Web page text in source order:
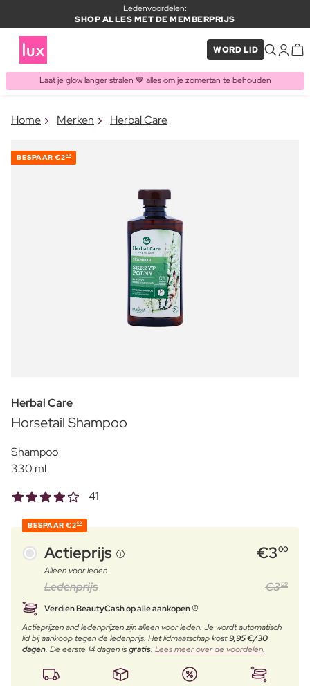
Ledenvoordelen:
SHOP ALLES MET DE MEMBERPRIJS
WORD LID
Laat je glow langer stralen 🤎 alles om je zomertan te behouden
ITEM TOEGEVOEGD AAN
Home Merken Herbal Care
BESPAAR €259
Herbal Care
Horsetail Shampoo
Shampoo
330 ml
41
BESPAAR €259
Actieprijs €300
Alleen voor leden
Ledenprijs €309
Verdien BeautyCash op alle aankopen
Actieprijzen and ledenprijzen zijn alleen voor leden. Je wordt automatisch
lid bij aankoop tegen de ledenprijs. Het lidmaatschap kost9,95 €/30
dagen. De eerste 14 dagen isgratis. Lees meer over de voordelen.